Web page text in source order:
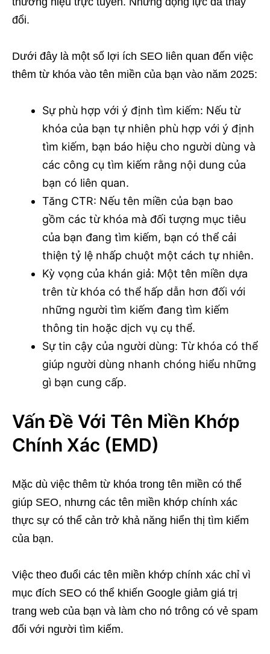
đổi.
Dưới đây là một số lợi ích SEO liên quan đến việc
thêm từ khóa vào tên miền của bạn vào năm 2025:
Sự phù hợp với ý định tìm kiếm: Nếu từ
khóa của bạn tự nhiên phù hợp với ý định
tìm kiếm, bạn báo hiệu cho người dùng và
các công cụ tìm kiếm rằng nội dung của
bạn có liên quan.
Tăng CTR: Nếu tên miền của bạn bao
gồm các từ khóa mà đối tượng mục tiêu
của bạn đang tìm kiếm, bạn có thể cải
thiện tỷ lệ nhấp chuột một cách tự nhiên.
Kỳ vọng của khán giả: Một tên miền dựa
trên từ khóa có thể hấp dẫn hơn đối với
những người tìm kiếm đang tìm kiếm
thông tin hoặc dịch vụ cụ thể.
Sự tin cậy của người dùng: Từ khóa có thể
giúp người dùng nhanh chóng hiểu những
gì bạn cung cấp.
Vấn Đề Với Tên Miền Khớp
Chính Xác (EMD)
Mặc dù việc thêm từ khóa trong tên miền có thể
giúp SEO, nhưng các tên miền khớp chính xác
thực sự có thể cản trở khả năng hiển thị tìm kiếm
của bạn.
Việc theo đuổi các tên miền khớp chính xác chỉ vì
mục đích SEO có thể khiến Google giảm giá trị
trang web của bạn và làm cho nó trông có vẻ spam
đối với người tìm kiếm.